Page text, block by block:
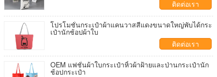
ติดต่อเรา
โปรโมชั่นกระเป๋าผ้าแคนวาสสีแดงขนาดใหญ่พับได้กระ
เป๋านักช้อปผ้าใบ
ติดต่อเรา
OEM แฟชั่นผ้าใบกระเป๋าหิ้วผ้าฝ้ายและป่านกระเป๋านัก
ช้อปกระเป๋า